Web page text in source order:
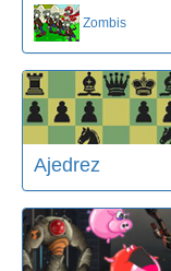
Zombis
Ajedrez